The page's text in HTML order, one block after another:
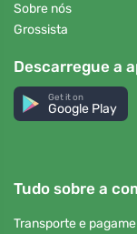
Sobre nós
Grossista
Descarregue a
Get it on
Google Play
Tudo sobre a
Transporte e